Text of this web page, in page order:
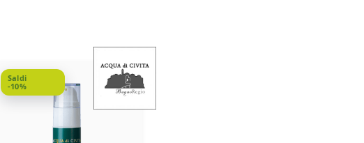
Saldi
-10%